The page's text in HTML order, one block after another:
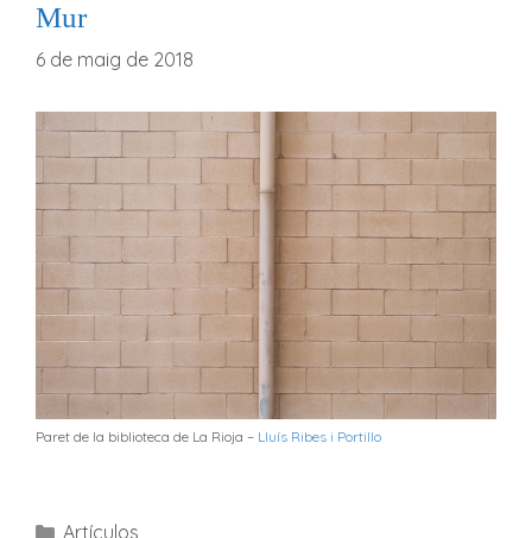
Mur
6 de maig de 2018
Paret de la biblioteca de La Rioja – Lluís Ribes i Portillo
Categories
Artículos